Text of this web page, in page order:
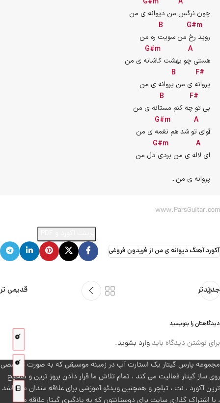
چون نرگس من دیوانه ی من
B
G#m
روید رخ من سویت ره من
G#m
A
هستی چو بهشت کاشانه ی من
B
F#
پروانه ی من پروانه ی من
B
F#
بی تو چه کنم مستانه ی من
G#m
A
آوای تو شد هم نغمه ی من
G#m
A
ای لاله ی من بردی دل من
...پروانه ی من
www.ParsGuitar.com
آکورد آهنگ دیوانه ی من از فریدون فروغی
جدیدتر قدیمی تر
دیدگاهتان را بنویسید
برای نوشتن دیدگاه باید وارد بشوید.
مجموعه پارس گیتار یک استارت آپ در زمینه موسیقی که به صورت تخصصی
روی ساز گیتار فعالیت می کند ، تمام تلاش ما قرار دادن بروز ترین و صحیح
ترین آکورد ، نت ، تبلچر و همچنین ویدئو آموزشی برای علاقه مندان می باشد